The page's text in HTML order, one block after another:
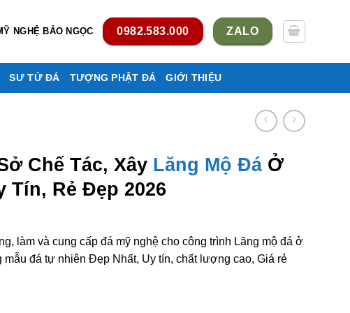
NGHỆ BẢO NGỌC 0982.583.000 ZALO
SƯ TỬ ĐÁ TƯỢNG PHẬT ĐÁ GIỚI THIỆU
Chế Tác, Xây Lăng Mộ Đá Ở
Tín, Rẻ Đẹp 2026
làm và cung cấp đá mỹ nghệ cho công trình Lăng mộ đá ở
mẫu đá tự nhiên Đẹp Nhất, Uy tín, chất lượng cao, Giá rẻ
Lăng mộ đá ở Hòa Bình Uy tín, rẻ đẹp số lượng